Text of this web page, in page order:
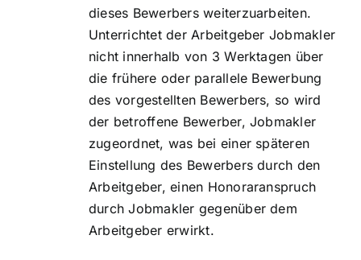
dieses Bewerbers weiterzuarbeiten.
Unterrichtet der Arbeitgeber Jobmakler
nicht innerhalb von 3 Werktagen über
die frühere oder parallele Bewerbung
des vorgestellten Bewerbers, so wird
der betroffene Bewerber, Jobmakler
zugeordnet, was bei einer späteren
Einstellung des Bewerbers durch den
Arbeitgeber, einen Honoraranspruch
durch Jobmakler gegenüber dem
Arbeitgeber erwirkt.